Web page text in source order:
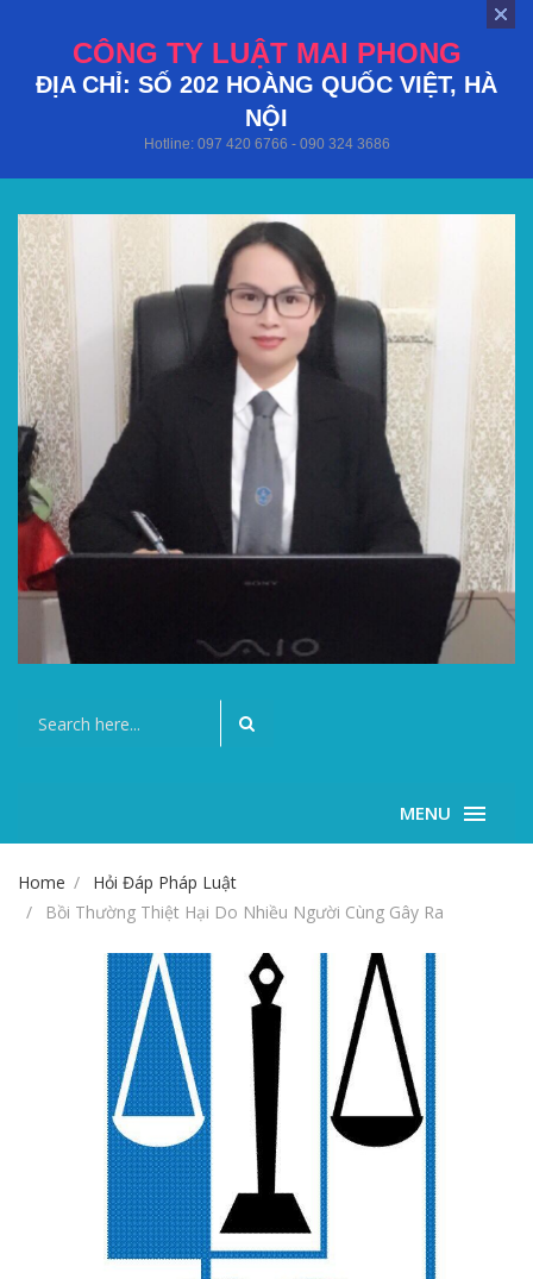
CÔNG TY LUẬT MAI PHONG
ĐỊA CHỈ: SỐ 202 HOÀNG QUỐC VIỆT, HÀ
NỘI
Hotline: 097 420 6766 - 090 324 3686
MENU
Home
Hỏi Đáp Pháp Luật
Bồi Thường Thiệt Hại Do Nhiều Người Cùng Gây Ra